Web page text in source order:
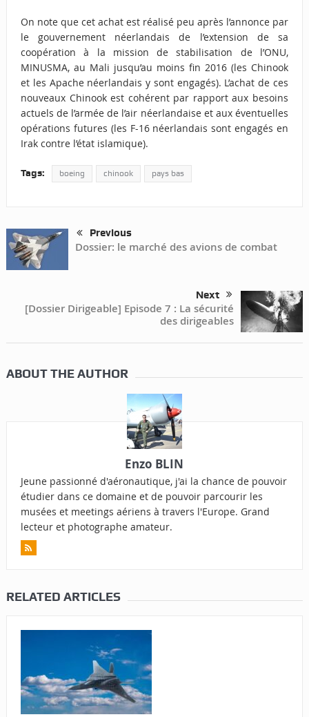
On note que cet achat est réalisé peu après l’annonce par
le gouvernement néerlandais de l’extension de sa
coopération à la mission de stabilisation de l’ONU,
MINUSMA, au Mali jusqu’au moins fin 2016 (les Chinook
et les Apache néerlandais y sont engagés). L’achat de ces
nouveaux Chinook est cohérent par rapport aux besoins
actuels de l’armée de l’air néerlandaise et aux éventuelles
opérations futures (les F-16 néerlandais sont engagés en
Irak contre l’état islamique).
Tags: boeing chinook pays bas
Previous
Dossier: le marché des avions de combat
Next
[Dossier Dirigeable] Episode 7 : La sécurité
des dirigeables
ABOUT THE AUTHOR
Enzo BLIN
Jeune passionné d'aéronautique, j'ai la chance de pouvoir
étudier dans ce domaine et de pouvoir parcourir les
musées et meetings aériens à travers l'Europe. Grand
lecteur et photographe amateur.
RELATED ARTICLES